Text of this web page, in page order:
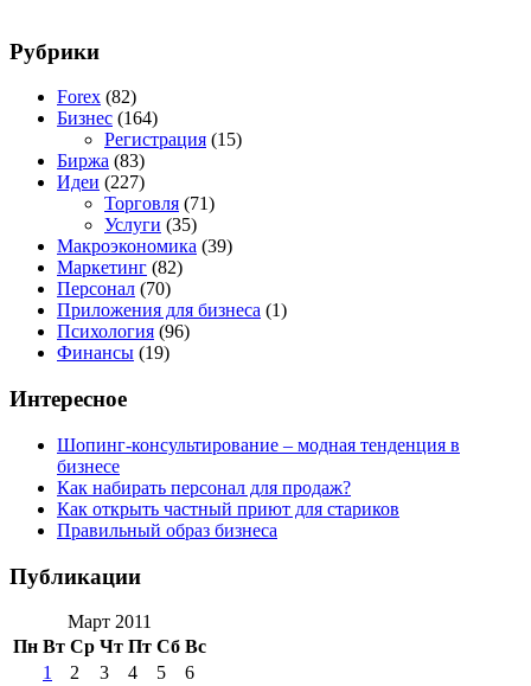
Рубрики
Forex (82)
Бизнес (164)
Регистрация (15)
Биржа (83)
Идеи (227)
Торговля (71)
Услуги (35)
Макроэкономика (39)
Маркетинг (82)
Персонал (70)
Приложения для бизнеса (1)
Психология (96)
Финансы (19)
Интересное
Шопинг-консультирование – модная тенденция в
бизнесе
Как набирать персонал для продаж?
Как открыть частный приют для стариков
Правильный образ бизнеса
Публикации
Март 2011
Пн Вт Ср Чт Пт Сб Вс
1
2 3 4 5 6